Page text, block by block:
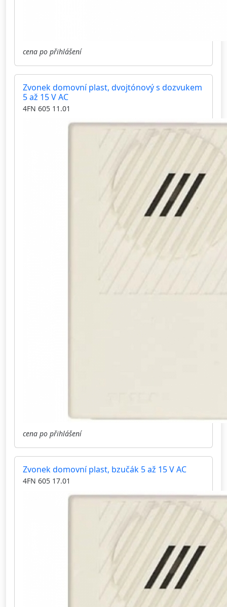
cena po přihlášení
Zvonek domovní plast, dvojtónový s dozvukem
5 až 15 V AC
4FN 605 11.01
cena po přihlášení
Zvonek domovní plast, bzučák 5 až 15 V AC
4FN 605 17.01